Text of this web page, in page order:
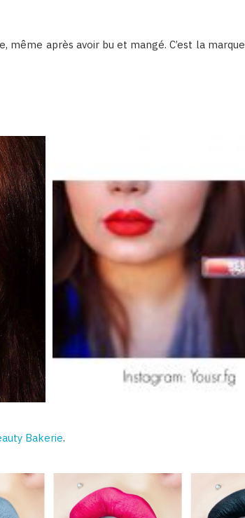
après avoir bu et mangé. C’est la marque
Bakerie.